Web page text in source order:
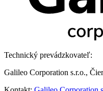
Technický prevádzkovateľ:
Galileo Corporation s.r.o.,